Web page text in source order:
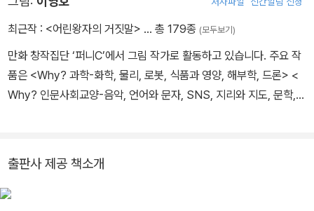
최근작 : <어린왕자의 거짓말> … 총 179종 (모두보기)
만화 창작집단 ‘퍼니C’에서 그림 작가로 활동하고 있습니다. 주요 작
품은 <Why? 과학-화학, 물리, 로봇, 식품과 영양, 해부학, 드론> <
Why? 인문사회교양-음악, 언어와 문자, SNS, 지리와 지도, 문학,
출판사 제공 책소개